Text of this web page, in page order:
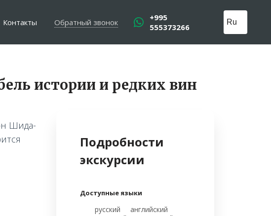
Контакты Обратный звонок
+995
555373266
истории и редких вин
Шида-
Подробности
экскурсии
Доступные языки
русский
английский